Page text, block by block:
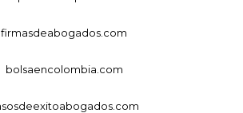
firmasdeabogados.com
bolsaencolombia.com